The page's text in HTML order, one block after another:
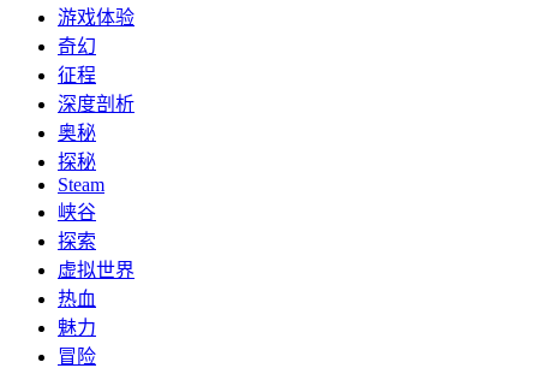
游戏体验
奇幻
征程
深度剖析
奥秘
探秘
Steam
峡谷
探索
虚拟世界
热血
魅力
冒险